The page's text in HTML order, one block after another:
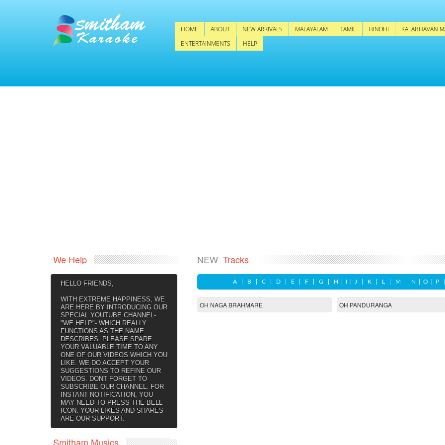
HOME ABOUT NEW ARRIVALS MALAYALAM TAMIL HINDHI KALABHAVAN
ENTERTAINMENTS
HELP
We Help
HELLO FRIENDS,
WITH EXTREME HAPPINESS, WE
ARE HERE BY INTRODUCING OUR
SPECIAL YOUTUBE CHANNEL-
"WE HELP"- WHICH REALLY
FUNCTIONS AS THE NAME
DESCRIBES. PLEASE SPARE
YOUR VALUABLE TIME TO ANY
ONE OF OUR VIDEOS WHICH YOU
LIKE. WE DO ACCEPT YOUR
SUGGESTIONS TO REFINE OUR
VIDEOS. DONT FORGET TO
SUBSCRIBE OUR CHANNEL. FOR
INSTANT NOTIFICATION, YOU
MAY NEED TO PRESS THE BELL
ICON. YOUR LIKES AND SHARES
ARE OUR SUPPORT.
Smitham Musics
NEW Tracks
A B C D E F G H I J K L M N O P
OH NAGA BRAHMARE OH PANDURANGA